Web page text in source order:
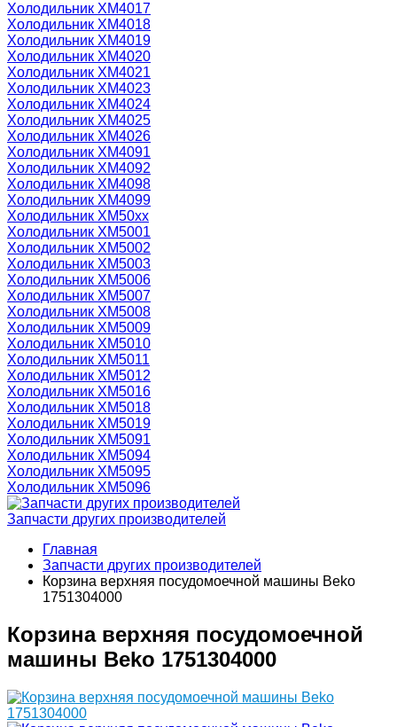
Холодильник ХМ4017
Холодильник ХМ4018
Холодильник ХМ4019
Холодильник ХМ4020
Холодильник ХМ4021
Холодильник ХМ4023
Холодильник ХМ4024
Холодильник ХМ4025
Холодильник ХМ4026
Холодильник ХМ4091
Холодильник ХМ4092
Холодильник ХМ4098
Холодильник ХМ4099
Холодильник ХМ50xx
Холодильник ХМ5001
Холодильник ХМ5002
Холодильник ХМ5003
Холодильник ХМ5006
Холодильник ХМ5007
Холодильник ХМ5008
Холодильник ХМ5009
Холодильник ХМ5010
Холодильник ХМ5011
Холодильник ХМ5012
Холодильник ХМ5016
Холодильник ХМ5018
Холодильник ХМ5019
Холодильник ХМ5091
Холодильник ХМ5094
Холодильник ХМ5095
Холодильник ХМ5096
Запчасти других производителей
Главная
Запчасти других производителей
Корзина верхняя посудомоечной машины Beko
1751304000
Корзина верхняя посудомоечной
машины Beko 1751304000